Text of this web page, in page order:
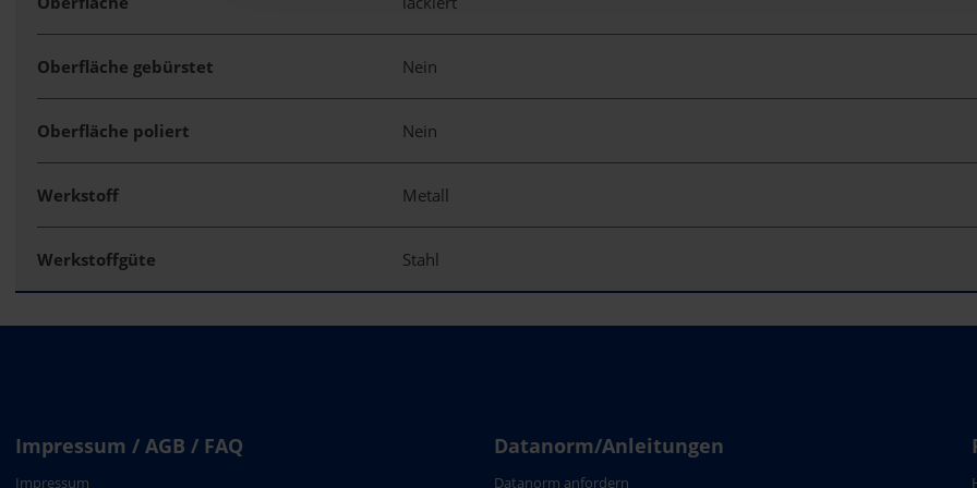
Oberfläche gebürstet Nein
Oberfläche poliert Nein
Werkstoff Metall
Werkstoffgüte Stahl
Impressum / AGB / FAQ
Impressum
Datanorm/Anleitungen
Datanorm anfordern